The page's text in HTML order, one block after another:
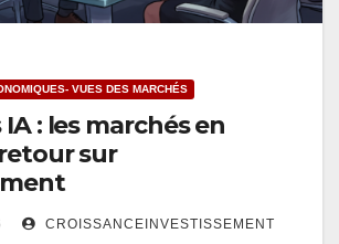
VUES DES MARCHÉS
: les marchés en
sur
CROISSANCEINVESTISSEMENT